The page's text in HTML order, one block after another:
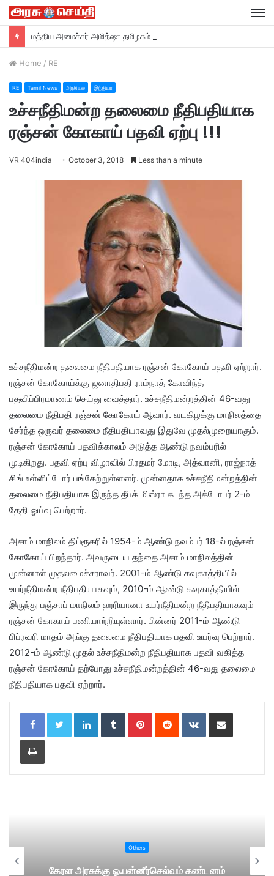
மத்திய அமைச்சர் அமித்ஷா தமிழகம் வருகை….
Home / RE
RE Tamil News அரசியல் இந்தியா
உச்சநீதிமன்ற தலைமை நீதிபதியாக
ரஞ்சன் கோகாய் பதவி ஏற்பு !!!
VR 404india October 3, 2018 Less than a minute
உச்சநீதிமன்ற தலைமை நீதிபதியாக ரஞ்சன் கோகோய் பதவி ஏற்றார்.
ரஞ்சன் கோகோய்க்கு ஜனாதிபதி ராம்நாத் கோவிந்த்
பதவிப்பிரமாணம் செய்து வைத்தார். உச்சநீதிமன்றத்தின் 46-வது
தலைமை நீதிபதி ரஞ்சன் கோகோய் ஆவார். வடகிழக்கு மாநிலத்தை
சேர்ந்த ஒருவர் தலைமை நீதிபதியாவது இதுவே முதல்முறையாகும்.
ரஞ்சன் கோகோய் பதவிக்காலம் அடுத்த ஆண்டு நவம்பரில்
முடிகிறது. பதவி ஏற்பு விழாவில் பிரதமர் மோடி, அத்வானி, ராஜ்நாத்
சிங் உள்ளிட்டோர் பங்கேற்றுள்ளனர். முன்னதாக உச்சநீதிமன்றத்தின்
தலைமை நீதிபதியாக இருந்த தீபக் மிஸ்ரா கடந்த அக்டோபர் 2-ம்
தேதி ஓய்வு பெற்றார்.
அசாம் மாநிலம் திப்ரூகரில் 1954-ம் ஆண்டு நவம்பர் 18-ல் ரஞ்சன்
கோகோய் பிறந்தார். அவருடைய தந்தை அசாம் மாநிலத்தின்
முன்னாள் முதலமைச்சராவர். 2001-ம் ஆண்டு கவுகாத்தியில்
உயர்நீதிமன்ற நீதிபதியாகவும், 2010-ம் ஆண்டு கவுகாத்தியில்
இருந்து பஞ்சாப் மாநிலம் ஹரியானா உயர்நீதிமன்ற நீதிபதியாகவும்
ரஞ்சன் கோகாய் பணியாற்றியுள்ளார். பின்னர் 2011-ம் ஆண்டு
பிப்ரவரி மாதம் அங்கு தலைமை நீதிபதியாக பதவி உயர்வு பெற்றார்.
2012-ம் ஆண்டு முதல் உச்சநீதிமன்ற நீதிபதியாக பதவி வகித்த
ரஞ்சன் கோகோய் தற்போது உச்சநீதிமன்றத்தின் 46-வது தலைமை
நீதிபதியாக பதவி ஏற்றார்.
LinkedIn Tumblr Pinterest Reddit VKontakte
Print
Others
கேரள அரசுக்கு ஓ.பன்னீர்செல்வம் கண்டனம்